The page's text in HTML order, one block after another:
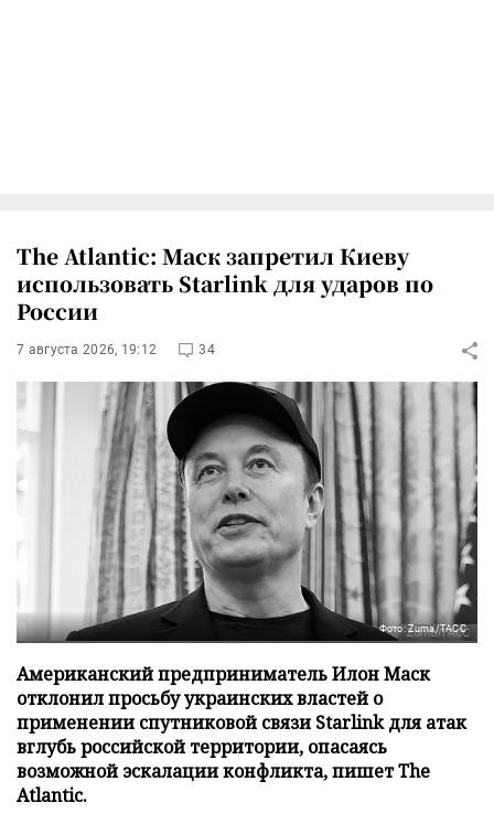
The Atlantic: Маск запретил Киеву
использовать Starlink для ударов по
России
7 августа 2026, 19:12 34
Фото: Zuma/ТАСС
Американский предприниматель Илон Маск
отклонил просьбу украинских властей о
применении спутниковой связи Starlink для атак
вглубь российской территории, опасаясь
возможной эскалации конфликта, пишет The
Atlantic.